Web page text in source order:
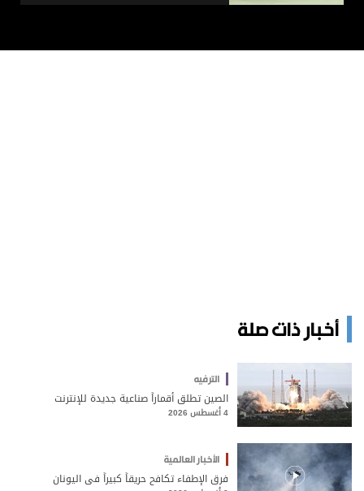
أخبار ذات صلة
الترفيه
الصين تطلق أقماراً صناعية جديدة للإنترنت
4 أغسطس 2026
الأخبار العالمية
فرق الإطفاء تكافح حريقاً كبيراً في اليونان